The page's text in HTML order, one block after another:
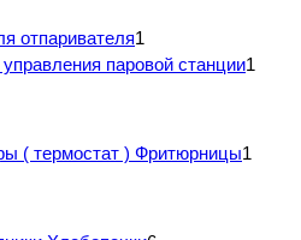
отпаривателя1
паровой станции1
( термостат ) Фритюрницы1